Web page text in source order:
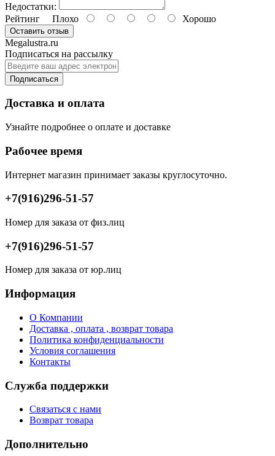
Недостатки:
Рейтинг Плохо Хорошо
Оставить отзыв
Megalustra.ru
Подписаться на рассылку
Подписаться
Доставка и оплата
Узнайте подробнее о оплате и доставке
Рабочее время
Интернет магазин принимает заказы круглосуточно.
+7(916)296-51-57
Номер для заказа от физ.лиц
+7(916)296-51-57
Номер для заказа от юр.лиц
Информация
О Компании
Доставка , оплата , возврат товара
Политика конфиденциальности
Условия соглашения
Контакты
Служба поддержки
Связаться с нами
Возврат товара
Дополнительно